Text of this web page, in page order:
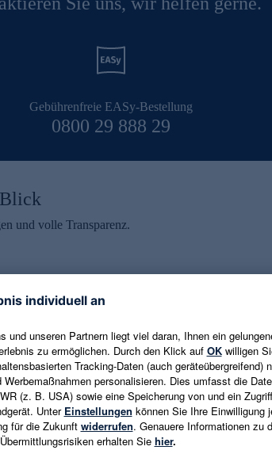
Gebührenfreie EASy-Bestellung
0800 29 888 29
und volle Transparenz.
Trends,
ist jederzeit in
E-Mail-Adresse eingeben
Es gelten die Datenschutzrichtlinien